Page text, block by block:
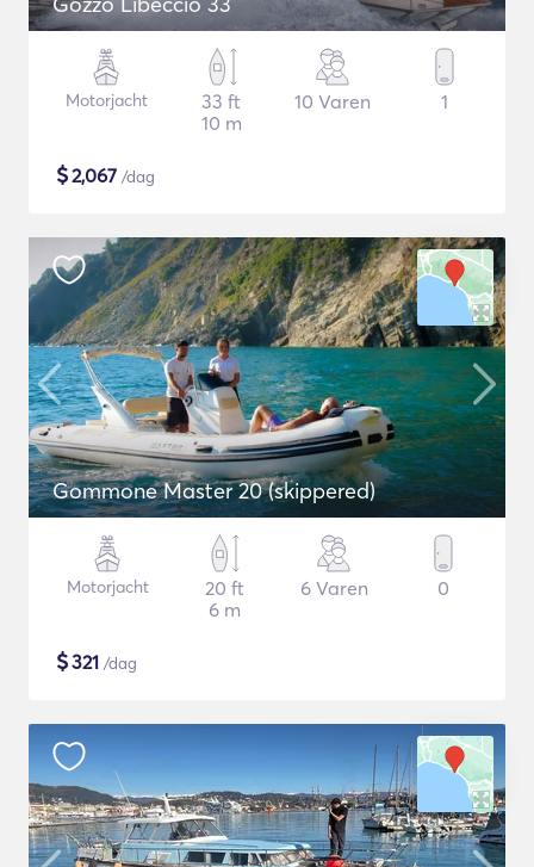
Motorjacht
33 ft
10 m
10 Varen 1
$2,067 /dag
Gommone Master 20 (skippered)
Motorjacht
20 ft
6 m
6 Varen 0
$321 /dag